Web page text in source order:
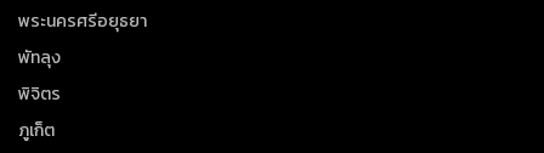
พระนครศรีอยุธยา
พัทลุง
พิจิตร
ภูเก็ต